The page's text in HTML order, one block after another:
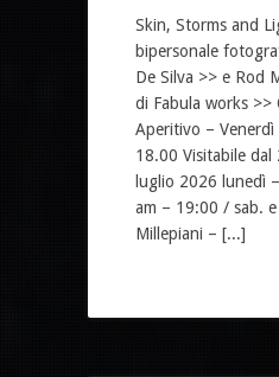
Skin, Storms and
bipersonale
De Silva >> e Rod
di Fabula works
Aperitivo –
18.00 Visitabile dal
luglio 2026 lunedì
am – 19:00 / sab.
Millepiani – [...]